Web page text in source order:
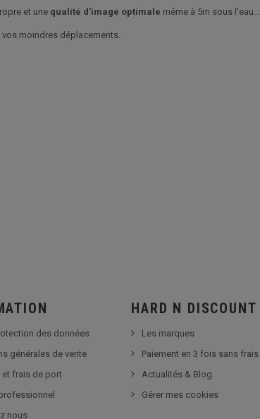
et une qualité d'image optimale même à 5m sous l'eau...
moindres déplacements.
des données
générales de vente
et frais de port
nous
HARD N DISCOUNT
Les marques
Paiement en 3 fois sans frais
Actualités & Blog
Gérer mes cookies